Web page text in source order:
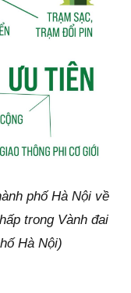
phố Hà Nội về
trong Vành đai
Hà Nội)